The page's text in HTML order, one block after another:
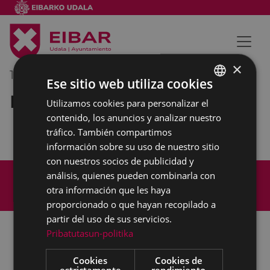
15/12/2020
Reunión interna municipal
Aviso legal
Política de cookies
Accesibilidad
BASQUE
SPANISH
×
Ese sitio web utiliza cookies
Utilizamos cookies para personalizar el
contenido, los anuncios y analizar nuestro
tráfico. También compartimos
información sobre su uso de nuestro sitio
con nuestros socios de publicidad y
análisis, quienes pueden combinarla con
otra información que les haya
proporcionado o que hayan recopilado a
partir del uso de sus servicios.
Pribatutasun-politika
Cookies
Cookies de